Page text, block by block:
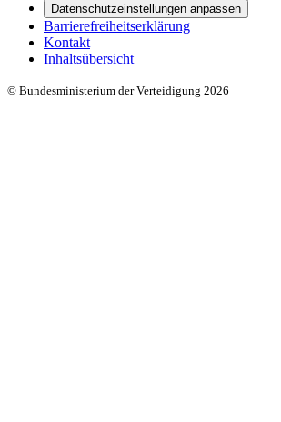
Datenschutzeinstellungen anpassen
Barrierefreiheitserklärung
Kontakt
Inhaltsübersicht
© Bundesministerium der Verteidigung 2026